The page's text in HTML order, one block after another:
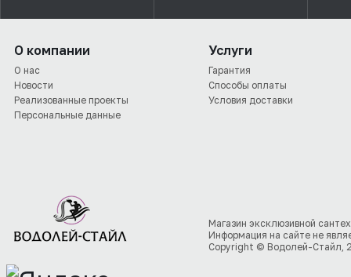
О компании
О нас
Новости
Реализованные проекты
Персональные данные
Услуги
Гарантия
Способы оплаты
Условия доставки
Магазин эксклюзивной
Информация на сайте не
Copyright © Водолей-Стайл,